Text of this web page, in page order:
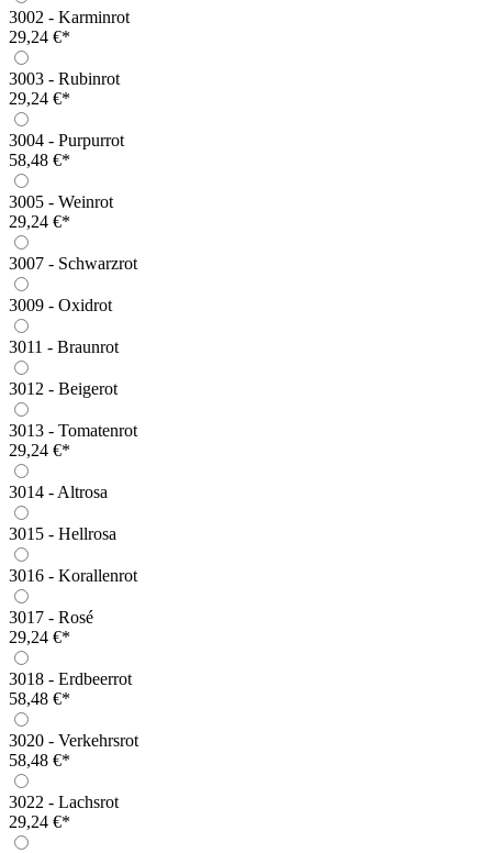
3002 - Karminrot
29,24 €*
3003 - Rubinrot
29,24 €*
3004 - Purpurrot
58,48 €*
3005 - Weinrot
29,24 €*
3007 - Schwarzrot
3009 - Oxidrot
3011 - Braunrot
3012 - Beigerot
3013 - Tomatenrot
29,24 €*
3014 - Altrosa
3015 - Hellrosa
3016 - Korallenrot
3017 - Rosé
29,24 €*
3018 - Erdbeerrot
58,48 €*
3020 - Verkehrsrot
58,48 €*
3022 - Lachsrot
29,24 €*